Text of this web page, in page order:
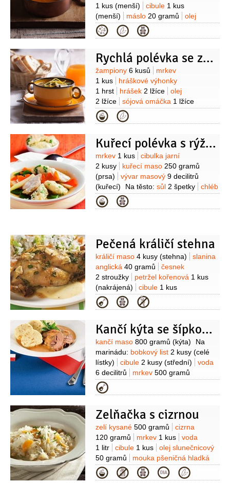
1 kus (menší) cibule 1 kus
(menší)
máslo 20 gramů
olej
2 lžíce
cukr1 lžíce
hladká2 lžičky pepř černý1 kulička
Kategorie
Rychlá polévka se zeleninou a zázvorem
Suroviny
žampiony 6 kusů
mrkev
1 kus
hráškové výhonky
1 hrst
hrášek 2 lžíce
olej
2 lžíce
sójová omáčka 1 lžíce
(světlá)
chilli omáčka
5 kapek
pepř sůl
Kategorie
Kuřecí polévka s rýžovými nočky
Suroviny
mrkev 1 kus
cibulka jarní
2 kusy
kuřecí maso 250 gramů
(prsa)
vývar masový 9 decilitrů
(kuřecí)
Na těsto: sůl 2 špetky
chléb
toastový2 plátky
250 gramů (vařená nebo
(nakrájená)
pepř bílý1 špetka
(mletý)
Kategorie
Pečená králičí stehna
Suroviny
králičí maso 4 kusy (stehna)
slanina
anglická 40 gramů
česnek
2 stroužky
petržel kořenová 1 kus
(nakrájená)
cibule 1 kus
(nakrájená)
mrkev
(nakrájená)
hořčice ostrá
bílé 1,5 decilitru
Kategorie
Kančí kýta se šípkovou omáčkou
Suroviny
kančí maso 800 gramů (kýta)
Na
marinádu: bobkový list 2 kusy (celé
lístky)
cibule 2 kusy (střední)
voda
6 decilitrů
mrkev 500 gramů
(nahrubo nastrouhaná)
500 gramů (nahrubo
500 gramů (nahrubo
nastrouhaná)
ocet 2 lžíce
černý
4 kuličky (celý)
nové koření
4 kuličky
(celé) Na omáčku:
celer
200 gramů
petržel kořenová
150 gramů
cibule1 kus (na
osmahnutí)
mrkev
Kategorie
Zelňačka s cizrnou
Suroviny
zelí kysané 500 gramů
cizrna
120 gramů
mrkev 1 kus
voda
1 litr
cibule 1 kus
olej slunečnicový
50 gramů
mouka pšeničná hladká
30 gramů
česnek 2 stroužky
1 lžička
Kategorie